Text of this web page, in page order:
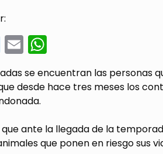
Twitter
Email
se encuentran las personas
desde hace tres meses los
ante la llegada de la
que ponen en riesgo sus